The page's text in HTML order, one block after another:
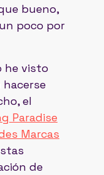
bueno,
poco por
he visto
el
Paradise
Marcas
de